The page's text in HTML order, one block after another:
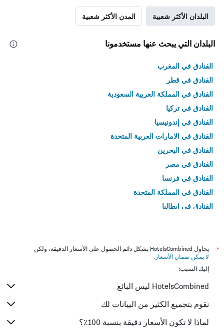
البلدان الأكثر شعبية المدن الأكثر شعبية
البلدان التي يبحث عنها مستخدمونا
الفنادق في المغرب
الفنادق في قطر
الفنادق في المملكة العربية السعودية
الفنادق في تركيا
الفنادق في إندونيسيا
الفنادق في الامارات العربية المتحدة
الفنادق في البحرين
الفنادق في مصر
الفنادق في فرنسا
الفنادق في المملكة المتحدة
الفنادق في إيطاليا
*
يحاول HotelsCombined بشكل دائم الحصول على الأسعار الدقيقة، ولكن
لا يمكن ضمان الأسعار .
إليك السبب:
HotelsCombined ليس البائع
نقوم بتجميع الكثير من البيانات لك
لماذا لا تكون الأسعار دقيقة بنسبة 100٪؟